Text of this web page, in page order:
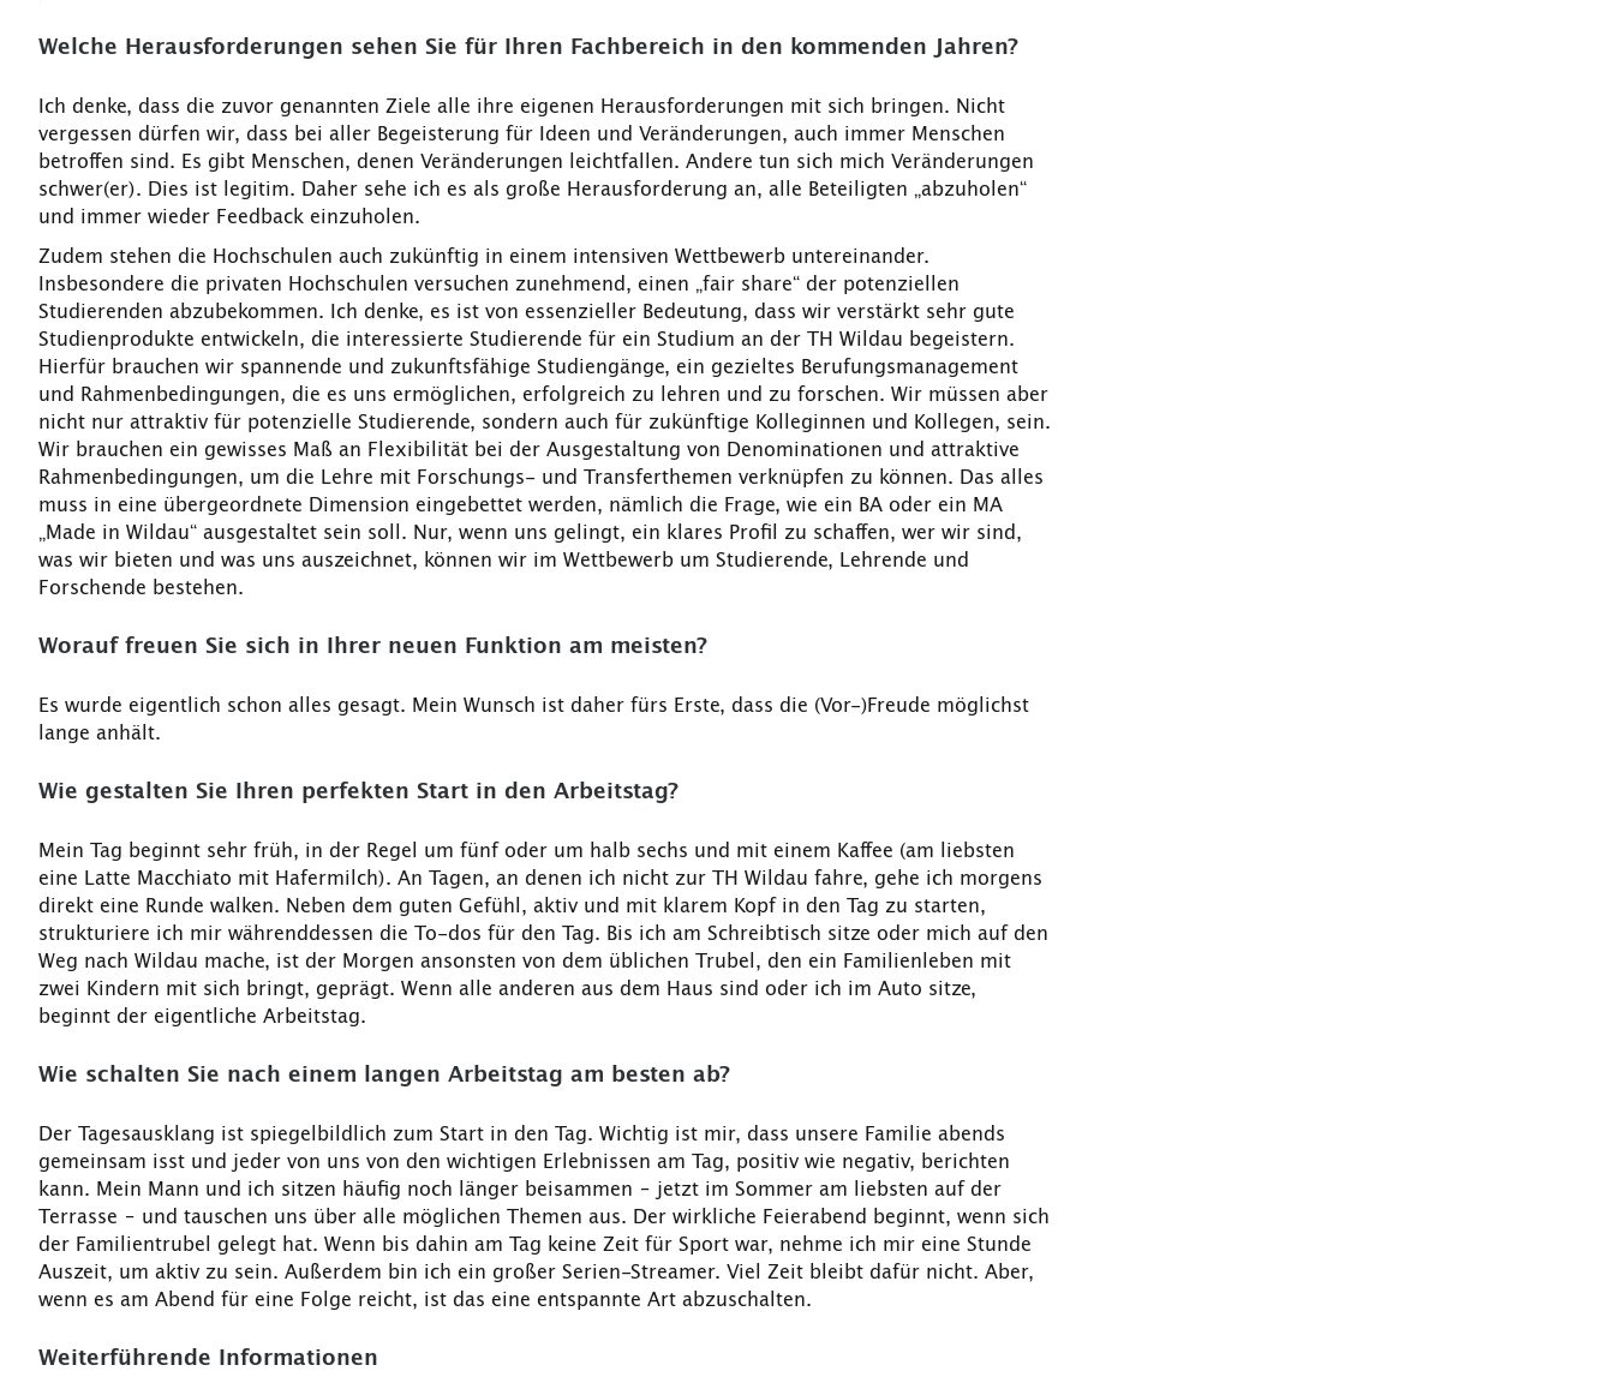
Welche Herausforderungen sehen Sie für Ihren Fachbereich in den kommenden Jahren?
Ich denke, dass die zuvor genannten Ziele alle ihre eigenen Herausforderungen mit sich bringen. Nicht
vergessen dürfen wir, dass bei aller Begeisterung für Ideen und Veränderungen, auch immer Menschen
betroffen sind. Es gibt Menschen, denen Veränderungen leichtfallen. Andere tun sich mich Veränderungen
schwer(er). Dies ist legitim. Daher sehe ich es als große Herausforderung an, alle Beteiligten „abzuholen“
und immer wieder Feedback einzuholen.
Zudem stehen die Hochschulen auch zukünftig in einem intensiven Wettbewerb untereinander.
Insbesondere die privaten Hochschulen versuchen zunehmend, einen „fair share“ der potenziellen
Studierenden abzubekommen. Ich denke, es ist von essenzieller Bedeutung, dass wir verstärkt sehr gute
Studienprodukte entwickeln, die interessierte Studierende für ein Studium an der TH Wildau begeistern.
Hierfür brauchen wir spannende und zukunftsfähige Studiengänge, ein gezieltes Berufungsmanagement
und Rahmenbedingungen, die es uns ermöglichen, erfolgreich zu lehren und zu forschen. Wir müssen aber
nicht nur attraktiv für potenzielle Studierende, sondern auch für zukünftige Kolleginnen und Kollegen, sein.
Wir brauchen ein gewisses Maß an Flexibilität bei der Ausgestaltung von Denominationen und attraktive
Rahmenbedingungen, um die Lehre mit Forschungs- und Transferthemen verknüpfen zu können. Das alles
muss in eine übergeordnete Dimension eingebettet werden, nämlich die Frage, wie ein BA oder ein MA
„Made in Wildau“ ausgestaltet sein soll. Nur, wenn uns gelingt, ein klares Profil zu schaffen, wer wir sind,
was wir bieten und was uns auszeichnet, können wir im Wettbewerb um Studierende, Lehrende und
Forschende bestehen.
Worauf freuen Sie sich in Ihrer neuen Funktion am meisten?
Es wurde eigentlich schon alles gesagt. Mein Wunsch ist daher fürs Erste, dass die (Vor-)Freude möglichst
lange anhält.
Wie gestalten Sie Ihren perfekten Start in den Arbeitstag?
Mein Tag beginnt sehr früh, in der Regel um fünf oder um halb sechs und mit einem Kaffee (am liebsten
eine Latte Macchiato mit Hafermilch). An Tagen, an denen ich nicht zur TH Wildau fahre, gehe ich morgens
direkt eine Runde walken. Neben dem guten Gefühl, aktiv und mit klarem Kopf in den Tag zu starten,
strukturiere ich mir währenddessen die To-dos für den Tag. Bis ich am Schreibtisch sitze oder mich auf den
Weg nach Wildau mache, ist der Morgen ansonsten von dem üblichen Trubel, den ein Familienleben mit
zwei Kindern mit sich bringt, geprägt. Wenn alle anderen aus dem Haus sind oder ich im Auto sitze,
beginnt der eigentliche Arbeitstag.
Wie schalten Sie nach einem langen Arbeitstag am besten ab?
Der Tagesausklang ist spiegelbildlich zum Start in den Tag. Wichtig ist mir, dass unsere Familie abends
gemeinsam isst und jeder von uns von den wichtigen Erlebnissen am Tag, positiv wie negativ, berichten
kann. Mein Mann und ich sitzen häufig noch länger beisammen – jetzt im Sommer am liebsten auf der
Terrasse – und tauschen uns über alle möglichen Themen aus. Der wirkliche Feierabend beginnt, wenn sich
der Familientrubel gelegt hat. Wenn bis dahin am Tag keine Zeit für Sport war, nehme ich mir eine Stunde
Auszeit, um aktiv zu sein. Außerdem bin ich ein großer Serien-Streamer. Viel Zeit bleibt dafür nicht. Aber,
wenn es am Abend für eine Folge reicht, ist das eine entspannte Art abzuschalten.
Weiterführende Informationen